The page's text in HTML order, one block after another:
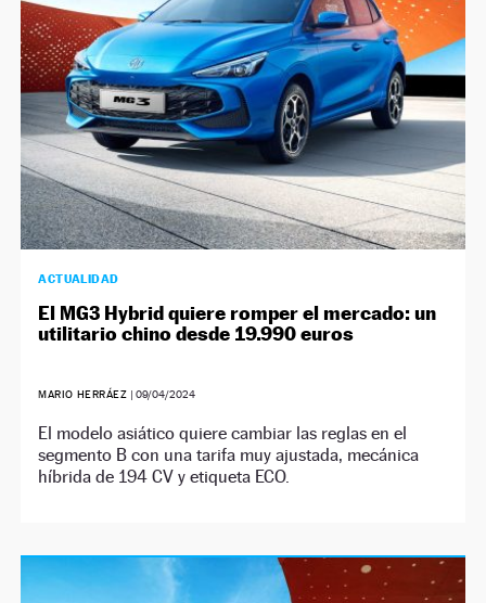
ACTUALIDAD
El MG3 Hybrid quiere romper el mercado: un
utilitario chino desde 19.990 euros
MARIO HERRÁEZ | 09/04/2024
El modelo asiático quiere cambiar las reglas en el
segmento B con una tarifa muy ajustada, mecánica
híbrida de 194 CV y etiqueta ECO.